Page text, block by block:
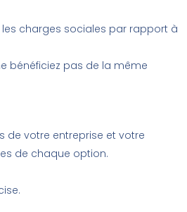
charges sociales par rapport à
bénéficiez pas de la même
de votre entreprise et votre
de chaque option.